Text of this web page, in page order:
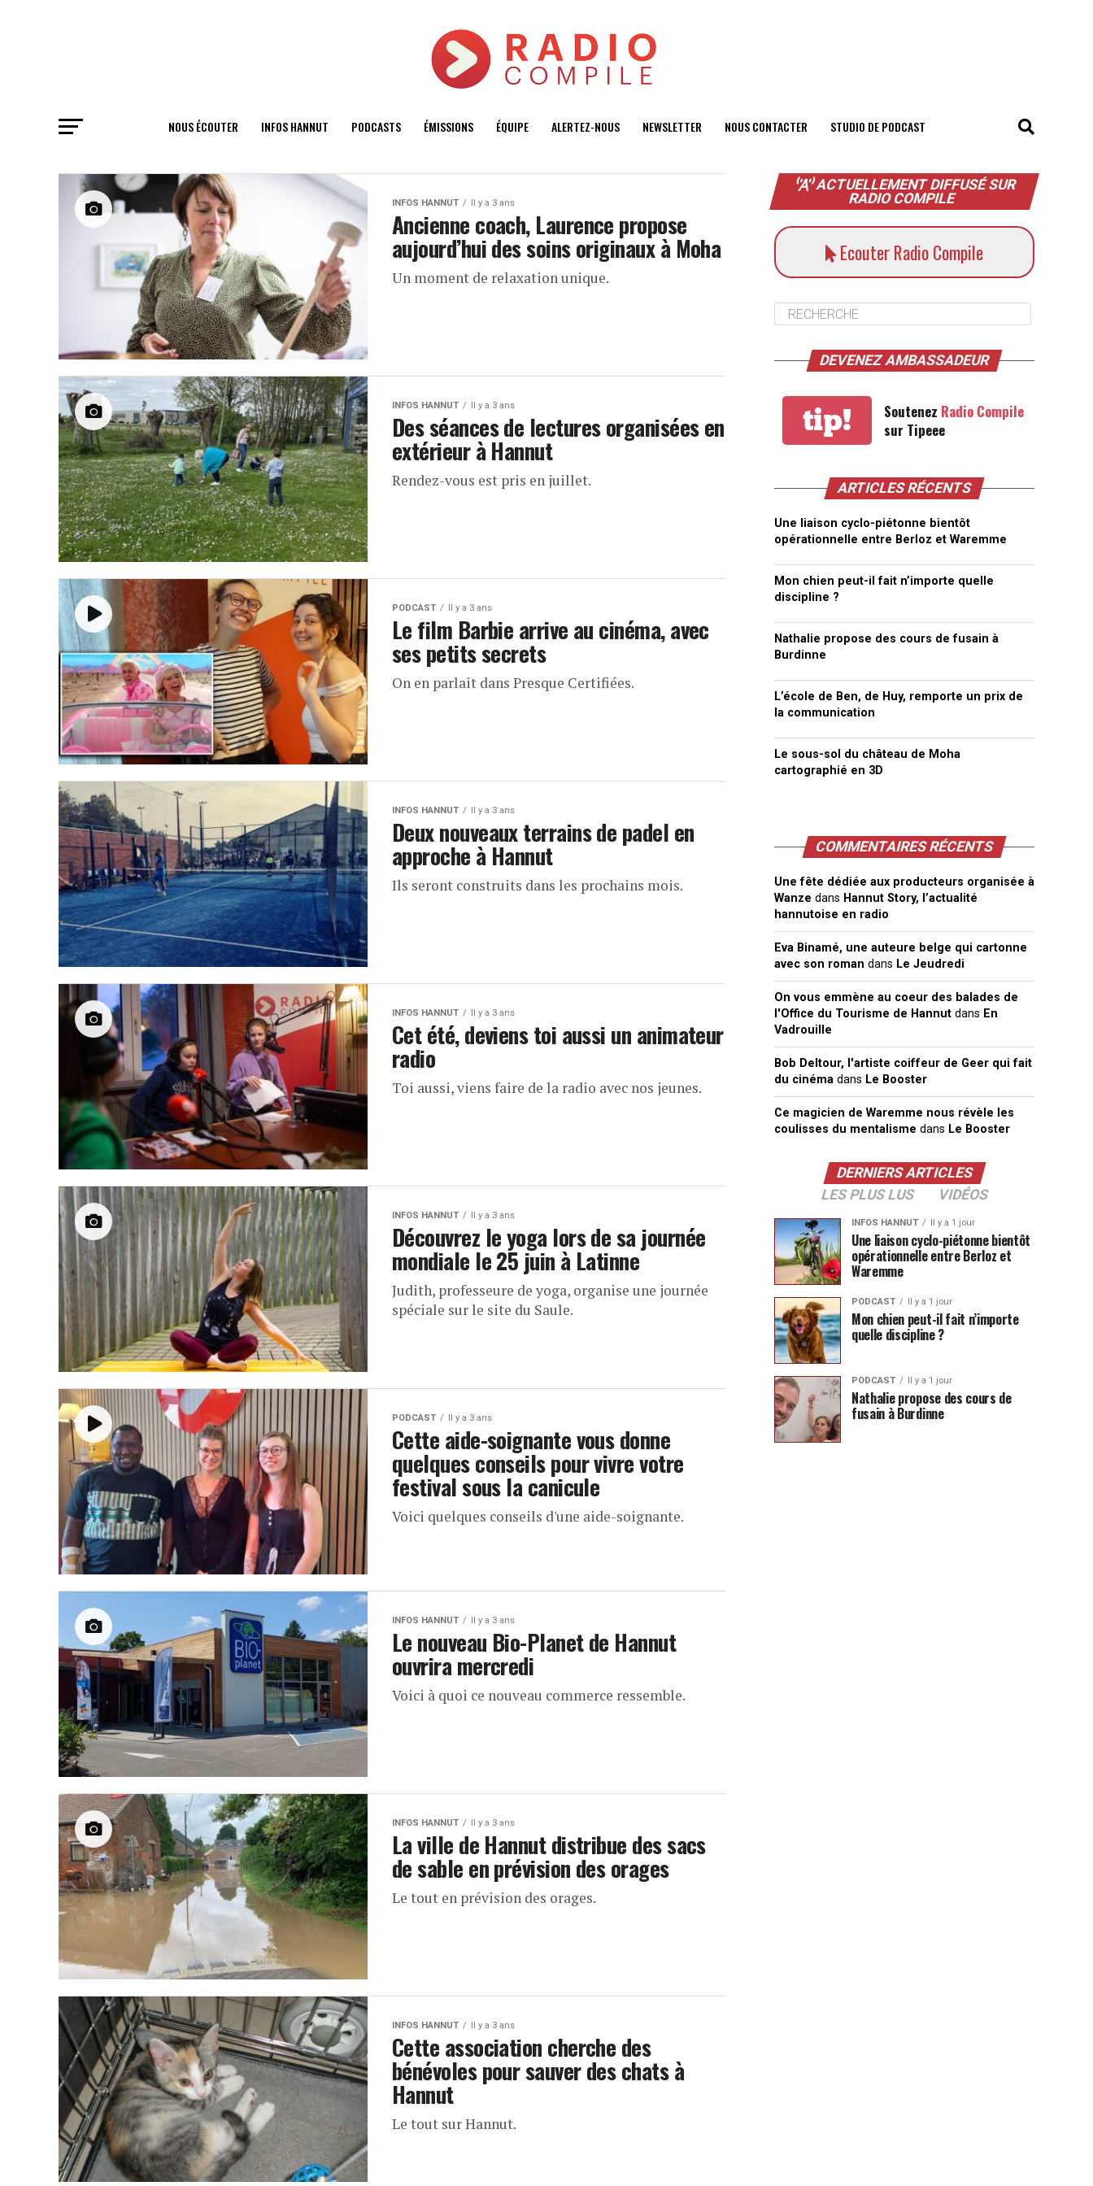
NOUS ÉCOUTER INFOS HANNUT PODCASTS ÉMISSIONS ÉQUIPE ALERTEZ-NOUS NEWSLETTER NOUS CONTACTER STUDIO DE PODCAST
INFOS HANNUT Il y a 3 ans
Ancienne coach, Laurence propose
aujourd’hui des soins originaux à Moha
Un moment de relaxation unique.
INFOS HANNUT Il y a 3 ans
Des séances de lectures organisées en
extérieur à Hannut
Rendez-vous est pris en juillet.
PODCAST Il y a 3 ans
Le film Barbie arrive au cinéma, avec
ses petits secrets
On en parlait dans Presque Certifiées.
INFOS HANNUT Il y a 3 ans
Deux nouveaux terrains de padel en
approche à Hannut
Ils seront construits dans les prochains mois.
INFOS HANNUT Il y a 3 ans
Cet été, deviens toi aussi un animateur
radio
Toi aussi, viens faire de la radio avec nos jeunes.
INFOS HANNUT Il y a 3 ans
Découvrez le yoga lors de sa journée
mondiale le 25 juin à Latinne
Judith, professeure de yoga, organise une journée
spéciale sur le site du Saule.
PODCAST Il y a 3 ans
Cette aide-soignante vous donne
quelques conseils pour vivre votre
festival sous la canicule
Voici quelques conseils d'une aide-soignante.
INFOS HANNUT Il y a 3 ans
Le nouveau Bio-Planet de Hannut
ouvrira mercredi
Voici à quoi ce nouveau commerce ressemble.
INFOS HANNUT Il y a 3 ans
La ville de Hannut distribue des sacs
de sable en prévision des orages
Le tout en prévision des orages.
INFOS HANNUT Il y a 3 ans
Cette association cherche des
bénévoles pour sauver des chats à
Hannut
Le tout sur Hannut.
ACTUELLEMENT DIFFUSÉ SUR
RADIO COMPILE
Ecouter Radio Compile
DEVENEZ AMBASSADEUR
tip! Soutenez Radio Compile
sur Tipeee
ARTICLES RÉCENTS
Une liaison cyclo-piétonne bientôt
opérationnelle entre Berloz et Waremme
Mon chien peut-il fait n’importe quelle
discipline ?
Nathalie propose des cours de fusain à
Burdinne
L’école de Ben, de Huy, remporte un prix de
la communication
Le sous-sol du château de Moha
cartographié en 3D
COMMENTAIRES RÉCENTS
Une fête dédiée aux producteurs organisée à
Wanze dans Hannut Story, l’actualité
hannutoise en radio
Eva Binamé, une auteure belge qui cartonne
avec son roman dans Le Jeudredi
On vous emmène au coeur des balades de
l'Office du Tourisme de Hannut dans En
Vadrouille
Bob Deltour, l'artiste coiffeur de Geer qui fait
du cinéma dans Le Booster
Ce magicien de Waremme nous révèle les
coulisses du mentalisme dans Le Booster
DERNIERS ARTICLES
LES PLUS LUS
VIDÉOS
INFOS HANNUT Il y a 1 jour
Une liaison cyclo-piétonne bientôt
opérationnelle entre Berloz et
Waremme
PODCAST Il y a 1 jour
Mon chien peut-il fait n’importe
quelle discipline ?
PODCAST Il y a 1 jour
Nathalie propose des cours de
fusain à Burdinne